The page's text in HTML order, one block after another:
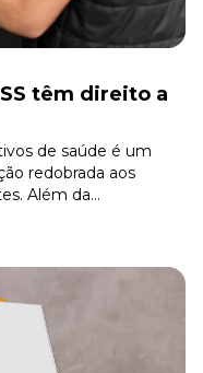
têm direito a
de saúde é um
redobrada aos
Além da
surgirem